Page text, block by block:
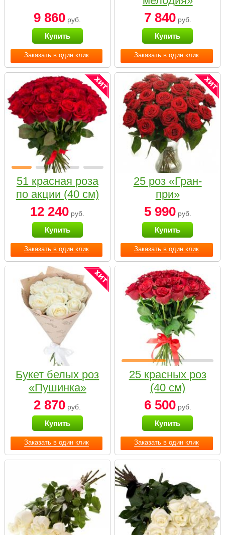
Заказать в один клик
9 860 руб.
Купить
Заказать в один клик
7 840руб.
Купить
Заказать в один клик
51 красная роза
по акции (40 см)
12 240 руб.
Купить
Заказать в один клик
25 роз «Гран-
при»
5 990руб.
Купить
Заказать в один клик
Букет белых роз
«Пушинка»
2 870 руб.
Купить
Заказать в один клик
25 красных роз
(40 см)
6 500руб.
Купить